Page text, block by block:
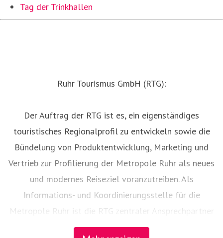
Tag der Trinkhallen
Ruhr Tourismus GmbH (RTG):
Der Auftrag der RTG ist es, ein eigenständiges
touristisches Regionalprofil zu entwickeln sowie die
Bündelung von Produktentwicklung, Marketing und
Vertrieb zur Profilierung der Metropole Ruhr als neues
und modernes Reiseziel voranzutreiben. Als
Informations- und Koordinierungsstelle für die
Metropole Ruhr ist die RTG zentraler Ansprechpartner
– auch bei der Vernetzung der touristischen Partner in